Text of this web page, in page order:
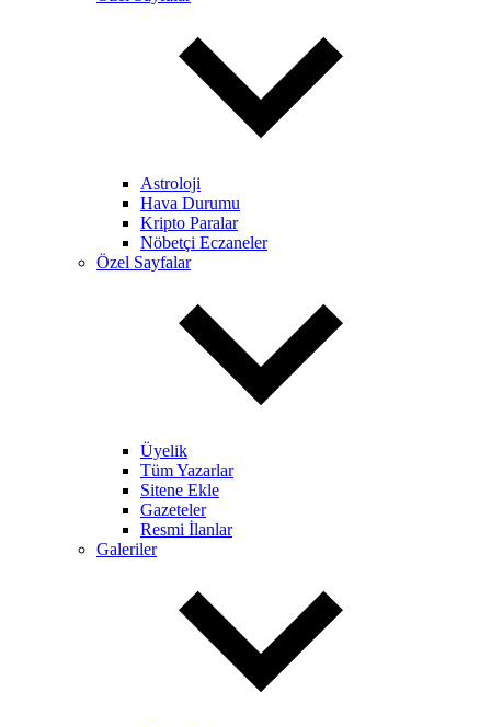
Astroloji
Hava Durumu
Kripto Paralar
Nöbetçi Eczaneler
Özel Sayfalar
Üyelik
Tüm Yazarlar
Sitene Ekle
Gazeteler
Resmi İlanlar
Galeriler